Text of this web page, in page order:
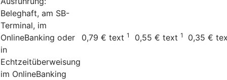
Beleghaft, am SB-
Terminal, im
OnlineBanking oder
in
Echtzeitüberweisung
im OnlineBanking
0,79 € text 1 0,55 € text 1 0,35 €